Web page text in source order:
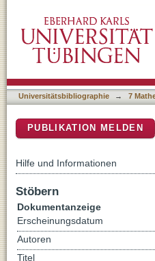
embryos exposed to
Universitätsbibliographie → 7
PUBLIKATION MELDEN
Hilfe und Informationen
Stöbern
Dokumentanzeige
Erscheinungsdatum
Autoren
Titel